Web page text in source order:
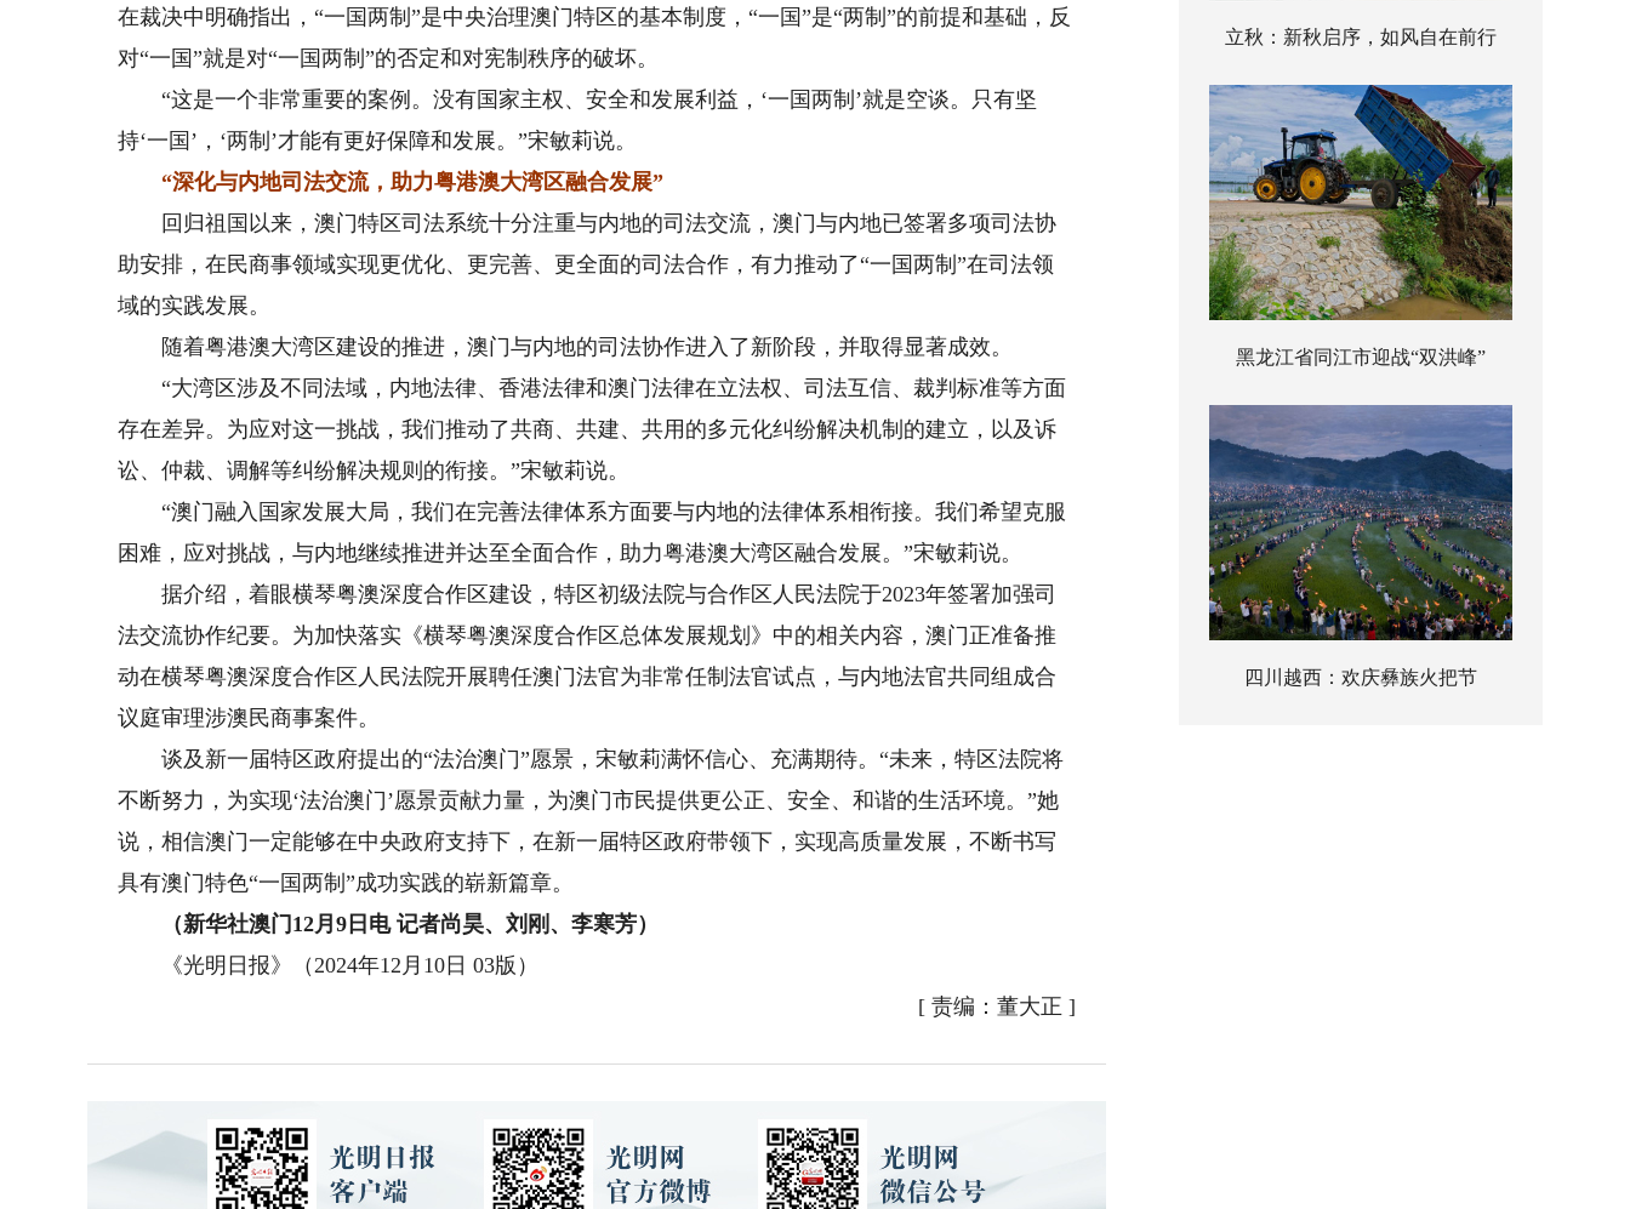
在裁决中明确指出，“一国两制”是中央治理澳门特区的基本制度，“一国”是“两制”的前提和基础，反
对“一国”就是对“一国两制”的否定和对宪制秩序的破坏。
“这是一个非常重要的案例。没有国家主权、安全和发展利益，‘一国两制’就是空谈。只有坚
持‘一国’，‘两制’才能有更好保障和发展。”宋敏莉说。
“深化与内地司法交流，助力粤港澳大湾区融合发展”
回归祖国以来，澳门特区司法系统十分注重与内地的司法交流，澳门与内地已签署多项司法协
助安排，在民商事领域实现更优化、更完善、更全面的司法合作，有力推动了“一国两制”在司法领
域的实践发展。
随着粤港澳大湾区建设的推进，澳门与内地的司法协作进入了新阶段，并取得显著成效。
“大湾区涉及不同法域，内地法律、香港法律和澳门法律在立法权、司法互信、裁判标准等方面
存在差异。为应对这一挑战，我们推动了共商、共建、共用的多元化纠纷解决机制的建立，以及诉
讼、仲裁、调解等纠纷解决规则的衔接。”宋敏莉说。
“澳门融入国家发展大局，我们在完善法律体系方面要与内地的法律体系相衔接。我们希望克服
困难，应对挑战，与内地继续推进并达至全面合作，助力粤港澳大湾区融合发展。”宋敏莉说。
据介绍，着眼横琴粤澳深度合作区建设，特区初级法院与合作区人民法院于2023年签署加强司
法交流协作纪要。为加快落实《横琴粤澳深度合作区总体发展规划》中的相关内容，澳门正准备推
动在横琴粤澳深度合作区人民法院开展聘任澳门法官为非常任制法官试点，与内地法官共同组成合
议庭审理涉澳民商事案件。
谈及新一届特区政府提出的“法治澳门”愿景，宋敏莉满怀信心、充满期待。“未来，特区法院将
不断努力，为实现‘法治澳门’愿景贡献力量，为澳门市民提供更公正、安全、和谐的生活环境。”她
说，相信澳门一定能够在中央政府支持下，在新一届特区政府带领下，实现高质量发展，不断书写
具有澳门特色“一国两制”成功实践的崭新篇章。
（新华社澳门12月9日电 记者尚昊、刘刚、李寒芳）
《光明日报》（2024年12月10日 03版）
[ 责编：董大正 ]
立秋：新秋启序，如风自在前行
黑龙江省同江市迎战“双洪峰”
四川越西：欢庆彝族火把节